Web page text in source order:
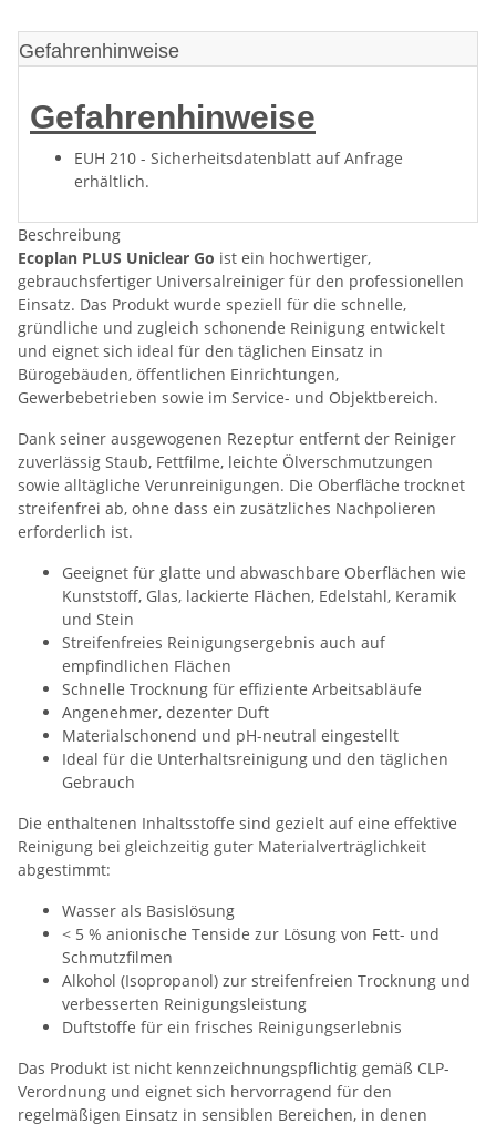
Gefahrenhinweise
Gefahrenhinweise
EUH 210 - Sicherheitsdatenblatt auf Anfrage
erhältlich.
Beschreibung
Ecoplan PLUS Uniclear Go ist ein hochwertiger,
gebrauchsfertiger Universalreiniger für den professionellen
Einsatz. Das Produkt wurde speziell für die schnelle,
gründliche und zugleich schonende Reinigung entwickelt
und eignet sich ideal für den täglichen Einsatz in
Bürogebäuden, öffentlichen Einrichtungen,
Gewerbebetrieben sowie im Service- und Objektbereich.
Dank seiner ausgewogenen Rezeptur entfernt der Reiniger
zuverlässig Staub, Fettfilme, leichte Ölverschmutzungen
sowie alltägliche Verunreinigungen. Die Oberfläche trocknet
streifenfrei ab, ohne dass ein zusätzliches Nachpolieren
erforderlich ist.
Geeignet für glatte und abwaschbare Oberflächen wie
Kunststoff, Glas, lackierte Flächen, Edelstahl, Keramik
und Stein
Streifenfreies Reinigungsergebnis auch auf
empfindlichen Flächen
Schnelle Trocknung für effiziente Arbeitsabläufe
Angenehmer, dezenter Duft
Materialschonend und pH-neutral eingestellt
Ideal für die Unterhaltsreinigung und den täglichen
Gebrauch
Die enthaltenen Inhaltsstoffe sind gezielt auf eine effektive
Reinigung bei gleichzeitig guter Materialverträglichkeit
abgestimmt:
Wasser als Basislösung
< 5 % anionische Tenside zur Lösung von Fett- und
Schmutzfilmen
Alkohol (Isopropanol) zur streifenfreien Trocknung und
verbesserten Reinigungsleistung
Duftstoffe für ein frisches Reinigungserlebnis
Das Produkt ist nicht kennzeichnungspflichtig gemäß CLP-
Verordnung und eignet sich hervorragend für den
regelmäßigen Einsatz in sensiblen Bereichen, in denen